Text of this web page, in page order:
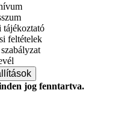
tájékoztató
feltételek
jog fenntartva.